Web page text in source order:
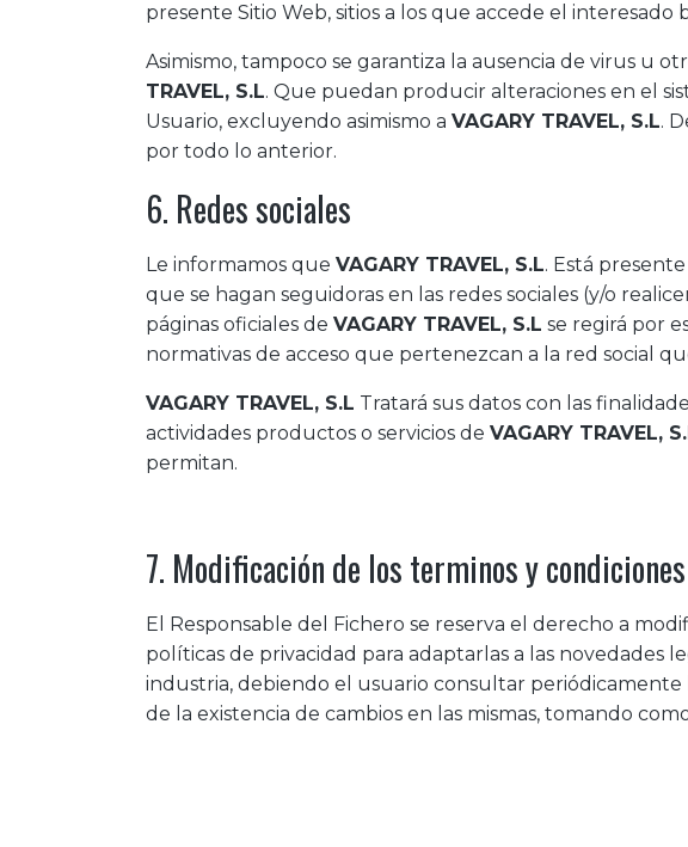
presente Sitio Web, sitios a los que accede el interesado
Asimismo, tampoco se garantiza la ausencia de virus u
TRAVEL, S.L. Que puedan producir alteraciones en el
Usuario, excluyendo asimismo a VAGARY TRAVEL, S.L.
por todo lo anterior.
6. Redes sociales
Le informamos que VAGARY TRAVEL, S.L. Está
que se hagan seguidoras en las redes sociales (y/o
páginas oficiales de VAGARY TRAVEL, S.L se regirá por
normativas de acceso que pertenezcan a la red social
VAGARY TRAVEL, S.L Tratará sus datos con las
actividades productos o servicios de VAGARY TRAVEL,
permitan.
7. Modificación de los terminos y
El Responsable del Fichero se reserva el derecho a
políticas de privacidad para adaptarlas a las novedades
industria, debiendo el usuario consultar
de la existencia de cambios en las mismas, tomando